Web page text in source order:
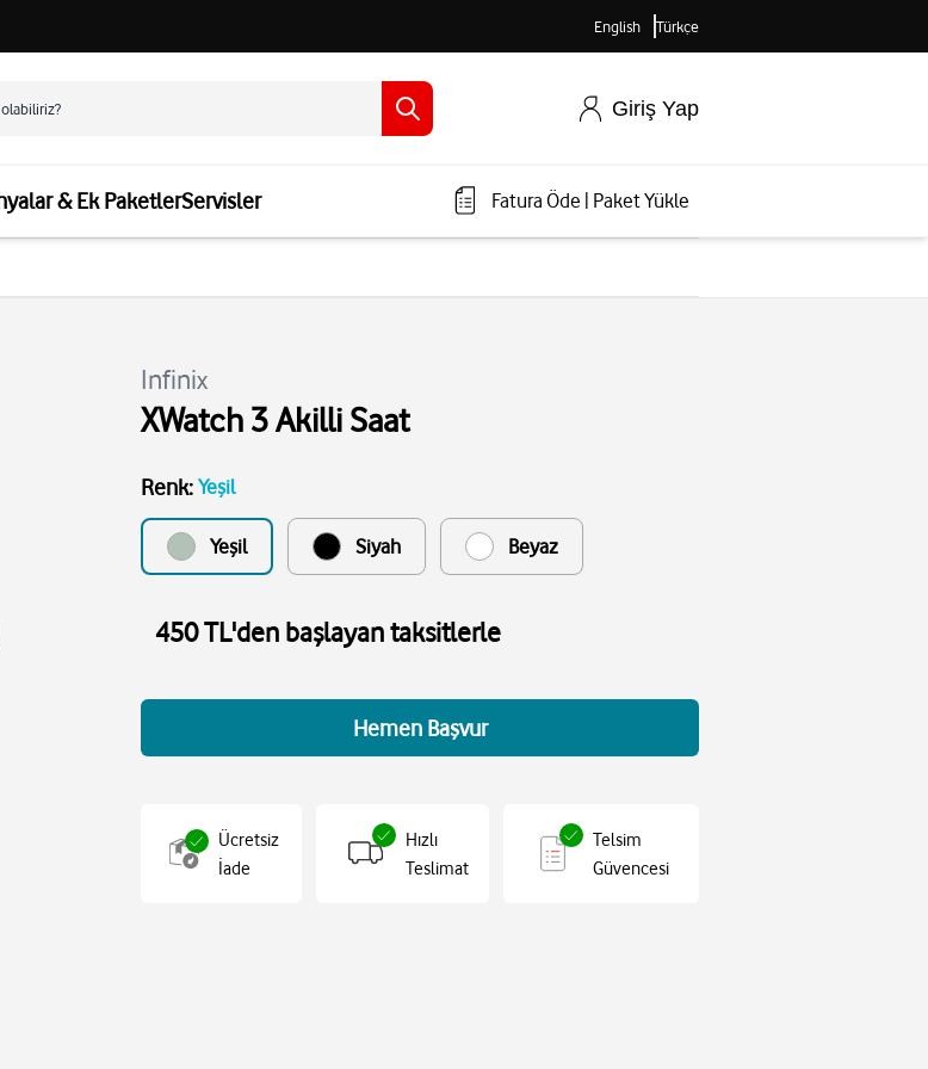
English Türkçe
Giriş Yap
& Ek PaketlerServisler Fatura Öde Paket Yükle
Infinix
XWatch 3 Akilli Saat
Renk: Yeşil
Yeşil Siyah Beyaz
450 TL'den başlayan taksitlerle
Hemen Başvur
Ücretsiz
İade
Hızlı
Teslimat
Telsim
Güvencesi